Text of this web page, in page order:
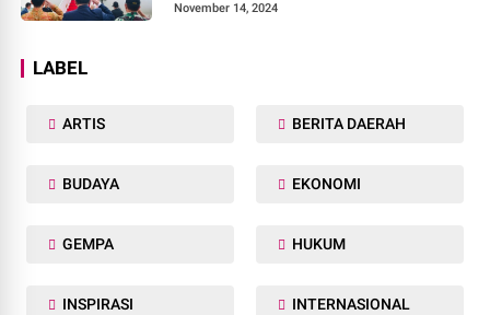
November 14, 2024
LABEL
ARTIS BERITA DAERAH
BUDAYA EKONOMI
GEMPA HUKUM
INSPIRASI INTERNASIONAL